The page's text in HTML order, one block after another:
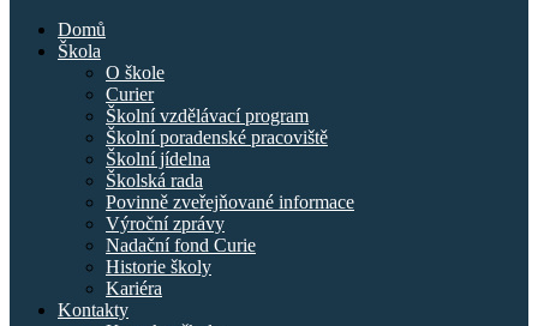
Domů
Škola
O škole
Curier
Školní vzdělávací program
Školní poradenské pracoviště
Školní jídelna
Školská rada
Povinně zveřejňované informace
Výroční zprávy
Nadační fond Curie
Historie školy
Kariéra
Kontakty